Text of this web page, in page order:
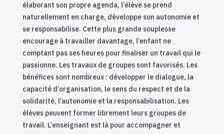
élaborant son propre agenda, l’élève se prend
naturellement en charge, développe son autonomie et
se responsabilise. Cette plus grande souplesse
encourage à travailler davantage, l’enfant ne
comptant pas ses heures pour finaliser un travail qui le
passionne. Les travaux de groupes sont favorisés. Les
bénéfices sont nombreux : développer le dialogue, la
capacité d’organisation, le sens du respect et de la
solidarité, l’autonomie et la responsabilisation. Les
élèves peuvent former librement leurs groupes de
travail. L’enseignant est là pour accompagner et